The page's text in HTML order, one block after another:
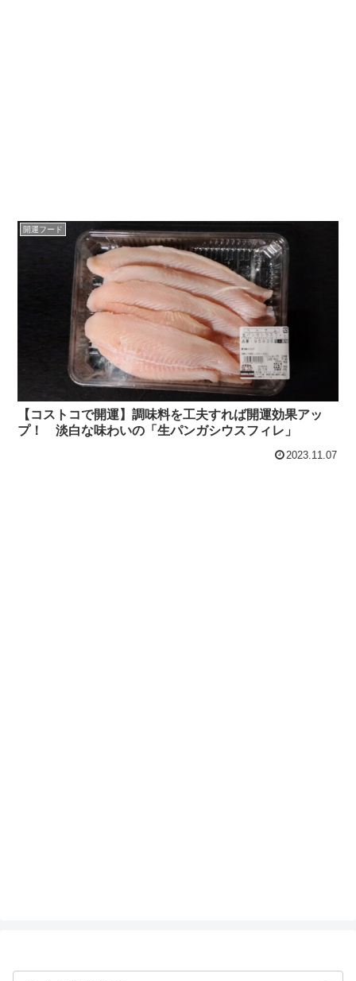
開運フード
【コストコで開運】調味料を工夫すれば開運効果アッ
プ！ 淡白な味わいの「生パンガシウスフィレ」
2023.11.07